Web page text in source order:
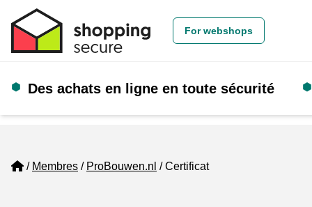
For webshops
Des achats en ligne en toute sécurité
Home
Membres ProBouwen.nl Certificat